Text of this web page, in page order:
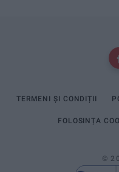
TERMENI ȘI CONDIȚII
FOLOSINȚA
©